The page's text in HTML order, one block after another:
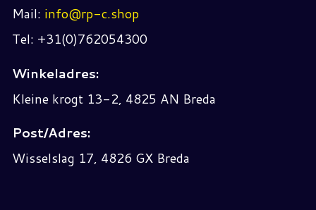
Mail: info@rp-c.shop
Tel: +31(0)762054300
Winkeladres:
Kleine krogt 13-2, 4825 AN Breda
Post/Adres:
Wisselslag 17, 4826 GX Breda